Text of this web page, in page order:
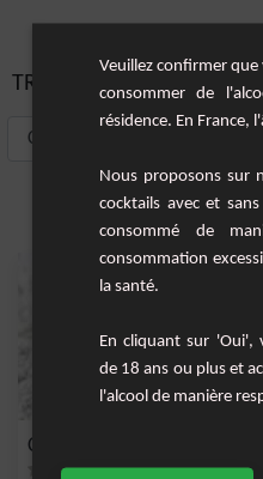
TRIER PAR:
Colada Muscade
Veuillez confirmer que
consommer de
résidence. En France,
Nous proposons sur
cocktails avec et
consommé de
consommation
la santé.
En cliquant sur 'Oui',
de 18 ans ou plus et
l'alcool de manière